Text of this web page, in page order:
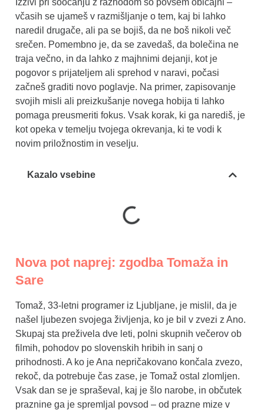
Izzivi pri soočanju z razhodom so povsem običajni –
včasih se ujameš v razmišljanje o tem, kaj bi lahko
naredil drugače, ali pa se bojiš, da ne boš nikoli več
srečen. Pomembno je, da se zavedaš, da bolečina ne
traja večno, in da lahko z majhnimi dejanji, kot je
pogovor s prijateljem ali sprehod v naravi, počasi
začneš graditi novo poglavje. Na primer, zapisovanje
svojih misli ali preizkušanje novega hobija ti lahko
pomaga preusmeriti fokus. Vsak korak, ki ga narediš, je
kot opeka v temelju tvojega okrevanja, ki te vodi k
novim priložnostim in veselju.
Kazalo vsebine
Nova pot naprej: zgodba Tomaža in
Sare
Tomaž, 33-letni programer iz Ljubljane, je mislil, da je
našel ljubezen svojega življenja, ko je bil v zvezi z Ano.
Skupaj sta preživela dve leti, polni skupnih večerov ob
filmih, pohodov po slovenskih hribih in sanj o
prihodnosti. A ko je Ana nepričakovano končala zvezo,
rekoč, da potrebuje čas zase, je Tomaž ostal zlomljen.
Vsak dan se je spraševal, kaj je šlo narobe, in občutek
praznine ga je spremljal povsod – od prazne mize v